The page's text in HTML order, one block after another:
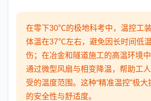
在零下30℃的极地科考中，温控工
体温在37℃左右，避免因长时间低
伤；在冶金和隧道施工的高温环境
通过微型风扇与相变降温，帮助工
受的温度范围。这种“精准温控”极大
的安全性与舒适度。